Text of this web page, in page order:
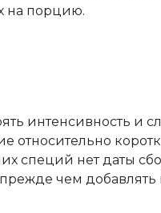
на порцию.
интенсивность и
относительно
специй нет даты
чем